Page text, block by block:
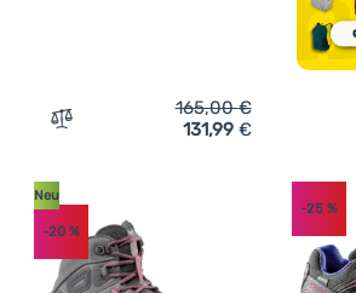
Zum Vergleich 'Damenschuhe La
165,00€
131,99 €
Neu
-20 %
-25%